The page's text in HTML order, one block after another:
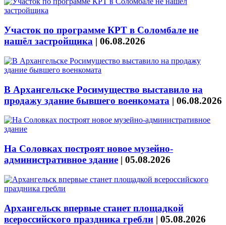
Участок по программе КРТ в Соломбале не
нашёл застройщика | 06.08.2026
В Архангельске Росимущество выставило на
продажу здание бывшего военкомата | 06.08.2026
На Соловках построят новое музейно-
административное здание | 05.08.2026
Архангельск впервые станет площадкой
всероссийского праздника гребли | 05.08.2026